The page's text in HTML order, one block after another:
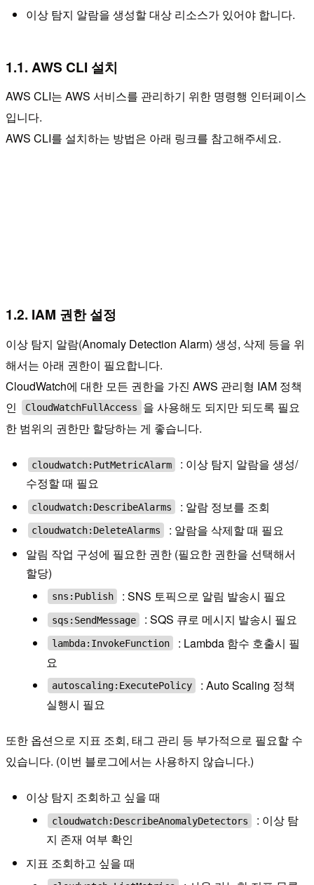
이상 탐지 알람을 생성할 대상 리소스가 있어야 합니다.
1.1. AWS CLI 설치
AWS CLI는 AWS 서비스를 관리하기 위한 명령행 인터페이스
입니다.
AWS CLI를 설치하는 방법은 아래 링크를 참고해주세요.
1.2. IAM 권한 설정
이상 탐지 알람(Anomaly Detection Alarm) 생성, 삭제 등을 위
해서는 아래 권한이 필요합니다.
CloudWatch에 대한 모든 권한을 가진 AWS 관리형 IAM 정책
인
CloudWatchFullAccess
을 사용해도 되지만 되도록 필요
한 범위의 권한만 할당하는 게 좋습니다.
cloudwatch:PutMetricAlarm
: 이상 탐지 알람을 생성/
수정할 때 필요
cloudwatch:DescribeAlarms : 알람 정보를 조회
cloudwatch:DeleteAlarms
: 알람을 삭제할 때 필요
알림 작업 구성에 필요한 권한 (필요한 권한을 선택해서
할당)
sns:Publish : SNS 토픽으로 알림 발송시 필요
sqs:SendMessage : SQS 큐로 메시지 발송시 필요
lambda:InvokeFunction
: Lambda 함수 호출시 필
요
autoscaling:ExecutePolicy
: Auto Scaling 정책
실행시 필요
또한 옵션으로 지표 조회, 태그 관리 등 부가적으로 필요할 수
있습니다. (이번 블로그에서는 사용하지 않습니다.)
이상 탐지 조회하고 싶을 때
cloudwatch:DescribeAnomalyDetectors
: 이상 탐
지 존재 여부 확인
지표 조회하고 싶을 때